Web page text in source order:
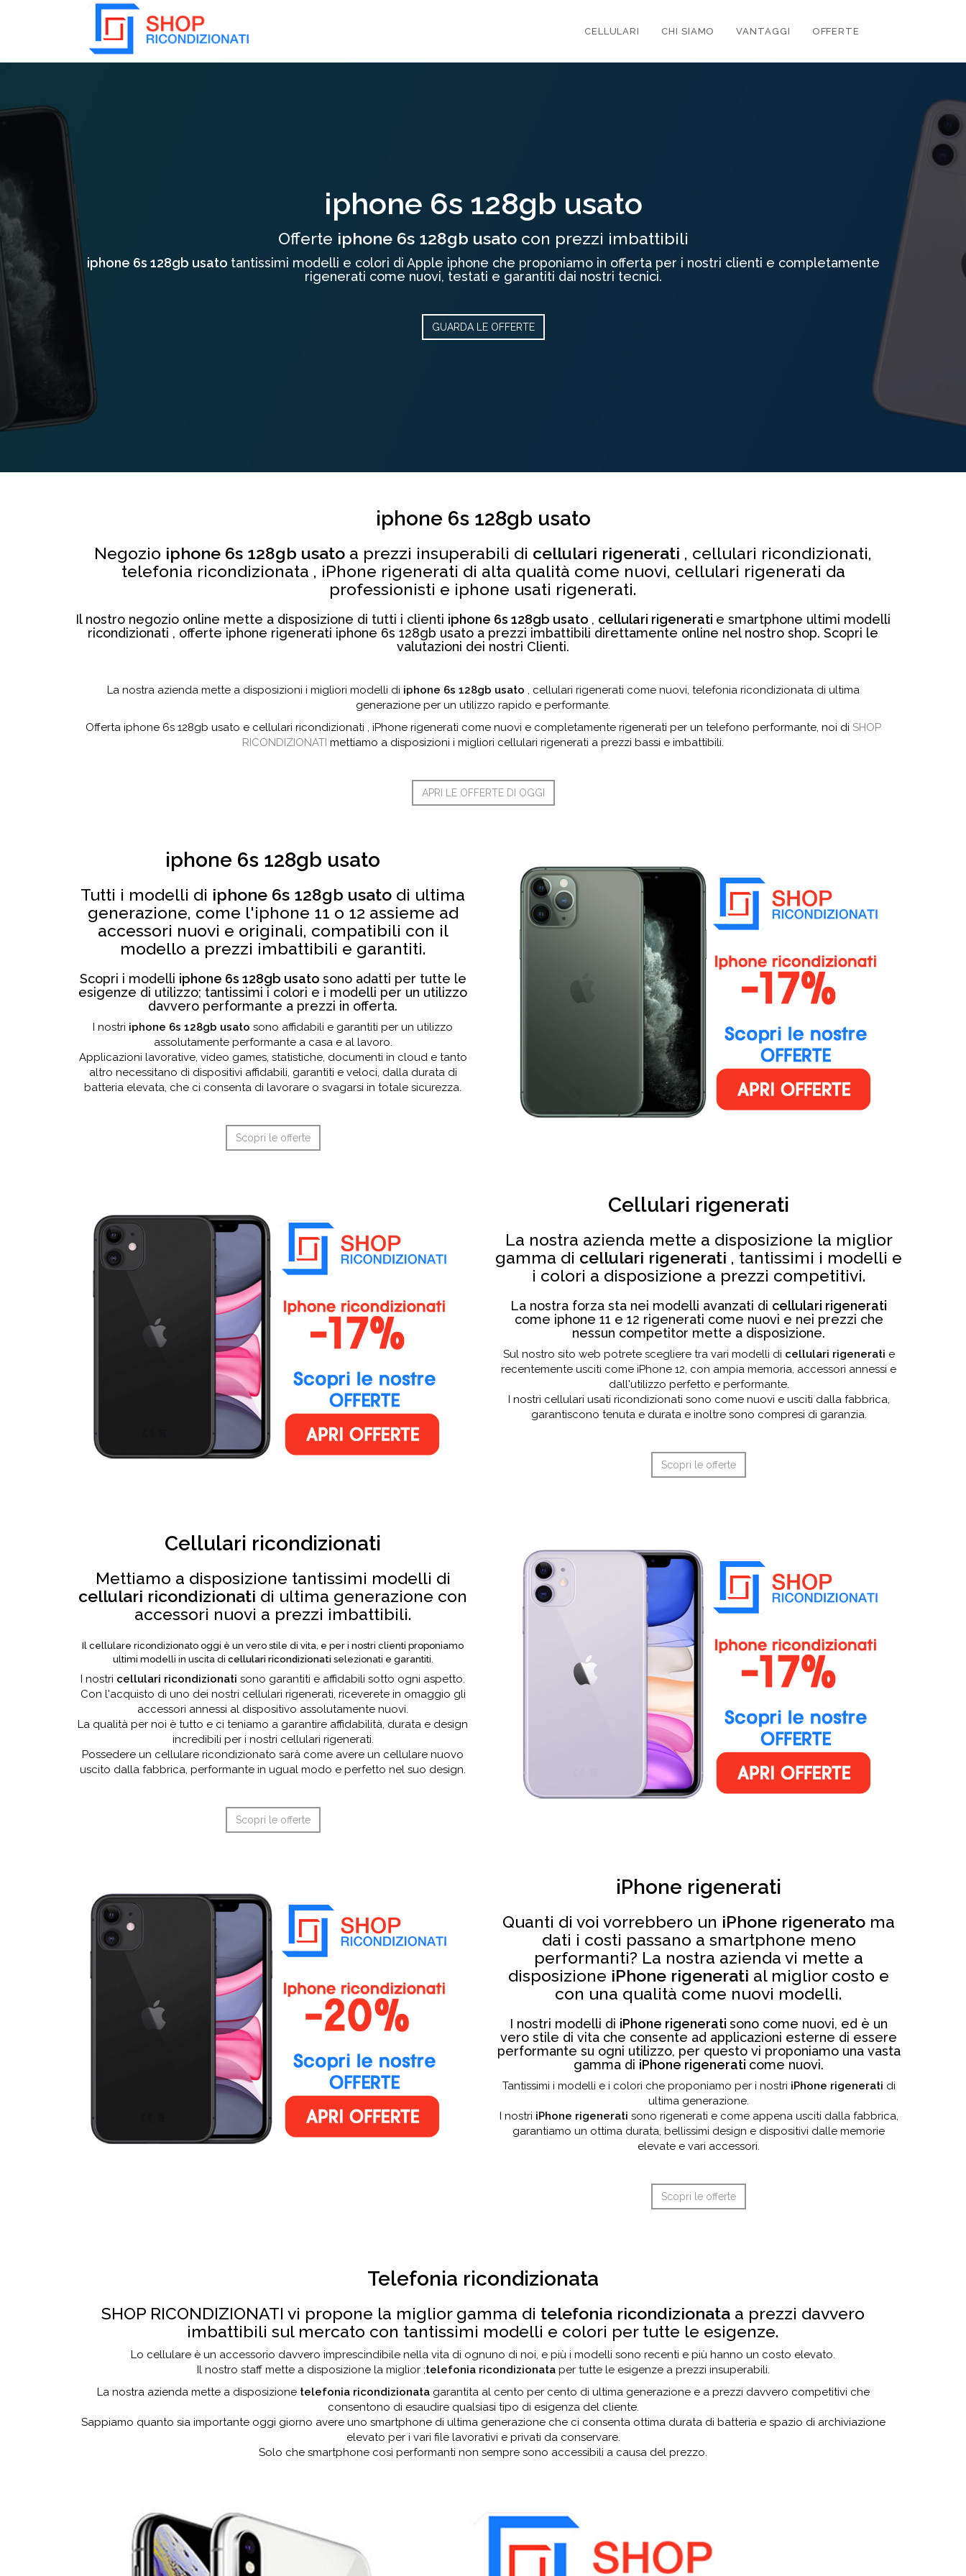
Collassa/Espandi
CELLULARI CHI SIAMO VANTAGGI OFFERTE
iphone 6s 128gb usato
Offerte iphone 6s 128gb usato con prezzi imbattibili
iphone 6s 128gb usato tantissimi modelli e colori di Apple iphone che proponiamo in offerta per i nostri clienti e completamente
rigenerati come nuovi, testati e garantiti dai nostri tecnici.
GUARDA LE OFFERTE
iphone 6s 128gb usato
Negozio iphone 6s 128gb usato a prezzi insuperabili di cellulari rigenerati , cellulari ricondizionati,
telefonia ricondizionata , iPhone rigenerati di alta qualità come nuovi, cellulari rigenerati da
professionisti e iphone usati rigenerati.
Il nostro negozio online mette a disposizione di tutti i clienti iphone 6s 128gb usato , cellulari rigenerati e smartphone ultimi modelli
ricondizionati , offerte iphone rigenerati iphone 6s 128gb usato a prezzi imbattibili direttamente online nel nostro shop. Scopri le
valutazioni dei nostri Clienti.
La nostra azienda mette a disposizioni i migliori modelli di iphone 6s 128gb usato , cellulari rigenerati come nuovi, telefonia ricondizionata di ultima
generazione per un utilizzo rapido e performante.
Offerta iphone 6s 128gb usato e cellulari ricondizionati , iPhone rigenerati come nuovi e completamente rigenerati per un telefono performante, noi di SHOP
RICONDIZIONATI mettiamo a disposizioni i migliori cellulari rigenerati a prezzi bassi e imbattibili.
APRI LE OFFERTE DI OGGI
iphone 6s 128gb usato
Tutti i modelli di iphone 6s 128gb usato di ultima
generazione, come l'iphone 11 o 12 assieme ad
accessori nuovi e originali, compatibili con il
modello a prezzi imbattibili e garantiti.
Scopri i modelli iphone 6s 128gb usato sono adatti per tutte le
esigenze di utilizzo; tantissimi i colori e i modelli per un utilizzo
davvero performante a prezzi in offerta.
I nostri iphone 6s 128gb usato sono affidabili e garantiti per un utilizzo
assolutamente performante a casa e al lavoro.
Applicazioni lavorative, video games, statistiche, documenti in cloud e tanto
altro necessitano di dispositivi affidabili, garantiti e veloci, dalla durata di
batteria elevata, che ci consenta di lavorare o svagarsi in totale sicurezza.
Scopri le offerte
Cellulari rigenerati
La nostra azienda mette a disposizione la miglior
gamma di cellulari rigenerati , tantissimi i modelli e
i colori a disposizione a prezzi competitivi.
La nostra forza sta nei modelli avanzati di cellulari rigenerati
come iphone 11 e 12 rigenerati come nuovi e nei prezzi che
nessun competitor mette a disposizione.
Sul nostro sito web potrete scegliere tra vari modelli di cellulari rigenerati e
recentemente usciti come iPhone 12, con ampia memoria, accessori annessi e
dall'utilizzo perfetto e performante.
I nostri cellulari usati ricondizionati sono come nuovi e usciti dalla fabbrica,
garantiscono tenuta e durata e inoltre sono compresi di garanzia.
Scopri le offerte
Cellulari ricondizionati
Mettiamo a disposizione tantissimi modelli di
cellulari ricondizionati di ultima generazione con
accessori nuovi a prezzi imbattibili.
Il cellulare ricondizionato oggi è un vero stile di vita, e per i nostri clienti proponiamo
ultimi modelli in uscita di cellulari ricondizionati selezionati e garantiti.
I nostri cellulari ricondizionati sono garantiti e affidabili sotto ogni aspetto.
Con l'acquisto di uno dei nostri cellulari rigenerati, riceverete in omaggio gli
accessori annessi al dispositivo assolutamente nuovi.
La qualità per noi è tutto e ci teniamo a garantire affidabilità, durata e design
incredibili per i nostri cellulari rigenerati.
Possedere un cellulare ricondizionato sarà come avere un cellulare nuovo
uscito dalla fabbrica, performante in ugual modo e perfetto nel suo design.
Scopri le offerte
iPhone rigenerati
Quanti di voi vorrebbero un iPhone rigenerato ma
dati i costi passano a smartphone meno
performanti? La nostra azienda vi mette a
disposizione iPhone rigenerati al miglior costo e
con una qualità come nuovi modelli.
I nostri modelli di iPhone rigenerati sono come nuovi, ed è un
vero stile di vita che consente ad applicazioni esterne di essere
performante su ogni utilizzo, per questo vi proponiamo una vasta
gamma di iPhone rigenerati come nuovi.
Tantissimi i modelli e i colori che proponiamo per i nostri iPhone rigenerati di
ultima generazione.
I nostri iPhone rigenerati sono rigenerati e come appena usciti dalla fabbrica,
garantiamo un ottima durata, bellissimi design e dispositivi dalle memorie
elevate e vari accessori.
Scopri le offerte
Telefonia ricondizionata
SHOP RICONDIZIONATI vi propone la miglior gamma di telefonia ricondizionata a prezzi davvero
imbattibili sul mercato con tantissimi modelli e colori per tutte le esigenze.
Lo cellulare è un accessorio davvero imprescindibile nella vita di ognuno di noi, e più i modelli sono recenti e più hanno un costo elevato.
Il nostro staff mette a disposizione la miglior ;telefonia ricondizionata per tutte le esigenze a prezzi insuperabili.
La nostra azienda mette a disposizione telefonia ricondizionata garantita al cento per cento di ultima generazione e a prezzi davvero competitivi che
consentono di esaudire qualsiasi tipo di esigenza del cliente.
Sappiamo quanto sia importante oggi giorno avere uno smartphone di ultima generazione che ci consenta ottima durata di batteria e spazio di archiviazione
elevato per i vari file lavorativi e privati da conservare.
Solo che smartphone così performanti non sempre sono accessibili a causa del prezzo.